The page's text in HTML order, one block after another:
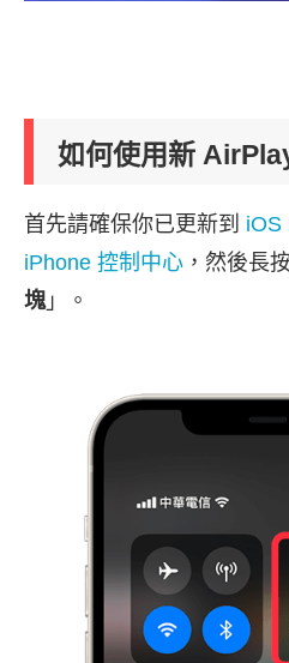
如何使用新
首先請確保你已更新到 iOS
iPhone 控制中心 ，然後長
塊」。